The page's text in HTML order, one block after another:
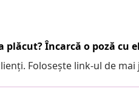
Încarcă o poză cu
Folosește link-ul de